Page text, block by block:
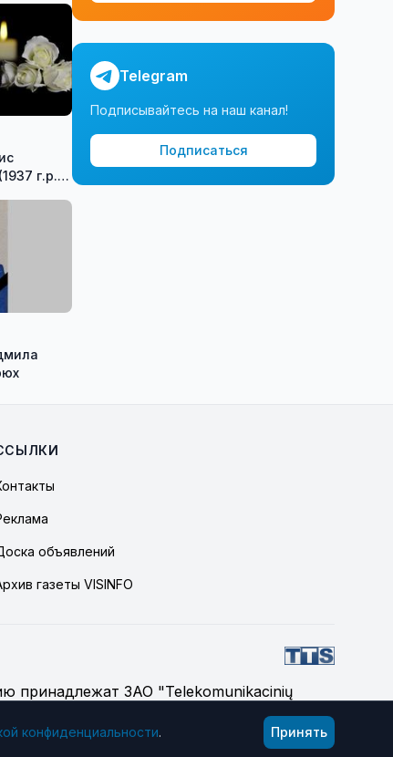
Telegram
Подписывайтесь на наш канал!
Подписаться
объявлений
газеты VISINFO
принадлежат ЗАО "Telekomunikacinių
конфиденциальности. Принять